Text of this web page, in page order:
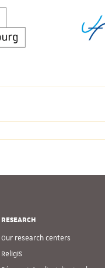
RESEARCH
Our research centers
ReligiS